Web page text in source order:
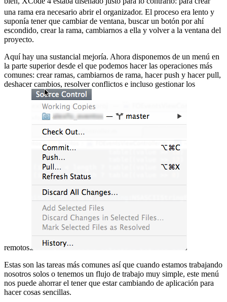
una rama era necesario abrir el organizador. El proceso era lento y
suponía tener que cambiar de ventana, buscar un botón por ahí
escondido, crear la rama, cambiarnos a ella y volver a la ventana del
proyecto.
Aquí hay una sustancial mejoría. Ahora disponemos de un menú en
la parte superior desde el que podemos hacer las operaciones más
comunes: crear ramas, cambiarnos de rama, hacer push y hacer pull,
deshacer cambios, resolver conflictos e incluso gestionar los
remotos.
Estas son las tareas más comunes así que cuando estamos trabajando
nosotros solos o tenemos un flujo de trabajo muy simple, este menú
nos puede ahorrar el tener que estar cambiando de aplicación para
hacer cosas sencillas.